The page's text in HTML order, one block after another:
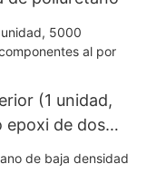
(1 unidad,
epoxi de dos